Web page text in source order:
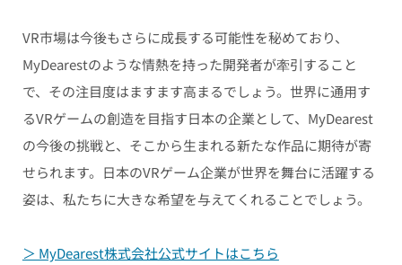
VR市場は今後もさらに成長する可能性を秘めており、
MyDearestのような情熱を持った開発者が牽引すること
で、その注目度はますます高まるでしょう。世界に通用す
るVRゲームの創造を目指す日本の企業として、MyDearest
の今後の挑戦と、そこから生まれる新たな作品に期待が寄
せられます。日本のVRゲーム企業が世界を舞台に活躍する
姿は、私たちに大きな希望を与えてくれることでしょう。
＞ MyDearest株式会社公式サイトはこちら